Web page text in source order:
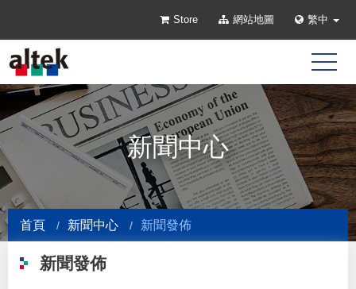
Store 網站地圖 繁中
新聞中心
首頁 新聞中心 新聞發佈
新聞發佈